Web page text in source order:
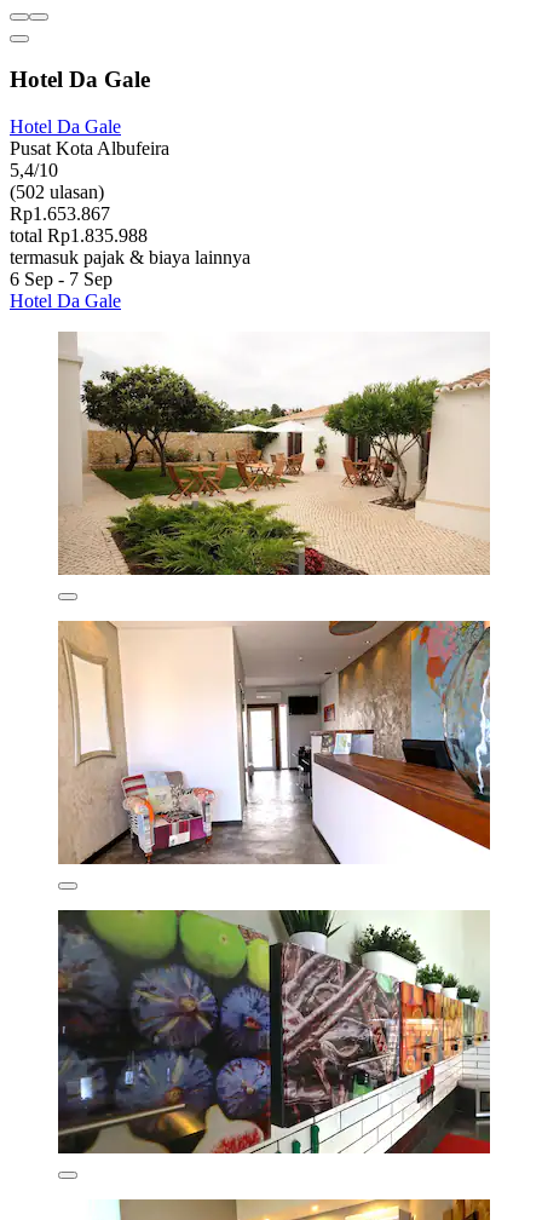
Hotel Da Gale
Hotel Da Gale
Pusat Kota Albufeira
5,4/10
(502 ulasan)
Rp1.653.867
total Rp1.835.988
termasuk pajak & biaya lainnya
6 Sep - 7 Sep
Hotel Da Gale